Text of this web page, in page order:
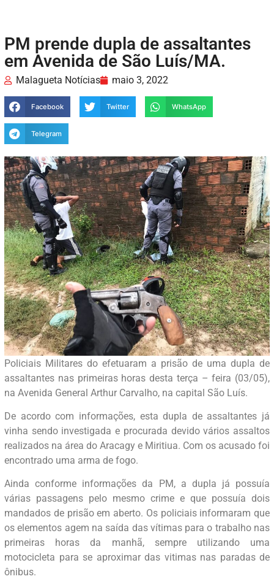
PM prende dupla de assaltantes
em Avenida de São Luís/MA.
Malagueta Notícias maio 3, 2022
Facebook Twitter WhatsApp
Telegram
Policiais Militares do efetuaram a prisão de uma dupla de
assaltantes nas primeiras horas desta terça – feira (03/05),
na Avenida General Arthur Carvalho, na capital São Luís.
De acordo com informações, esta dupla de assaltantes já
vinha sendo investigada e procurada devido vários assaltos
realizados na área do Aracagy e Miritiua. Com os acusado foi
encontrado uma arma de fogo.
Ainda conforme informações da PM, a dupla já possuía
várias passagens pelo mesmo crime e que possuía dois
mandados de prisão em aberto. Os policiais informaram que
os elementos agem na saída das vítimas para o trabalho nas
primeiras horas da manhã, sempre utilizando uma
motocicleta para se aproximar das vitimas nas paradas de
ônibus.